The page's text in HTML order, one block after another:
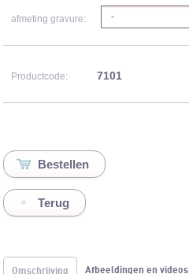
afmeting gravure: -
Productcode: 7101
Terug
Omschrijving Afbeeldingen en videos